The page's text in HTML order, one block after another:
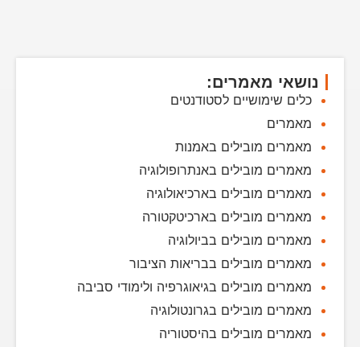
נושאי מאמרים:
כלים שימושיים לסטודנטים
מאמרים
מאמרים מובילים באמנות
מאמרים מובילים באנתרופולוגיה
מאמרים מובילים בארכיאולוגיה
מאמרים מובילים בארכיטקטורה
מאמרים מובילים בביולוגיה
מאמרים מובילים בבריאות הציבור
מאמרים מובילים בגיאוגרפיה ולימודי סביבה
מאמרים מובילים בגרונטולוגיה
מאמרים מובילים בהיסטוריה